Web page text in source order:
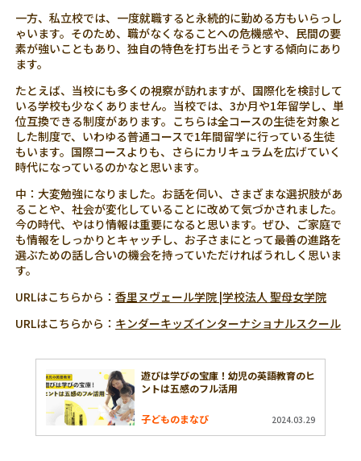
一方、私立校では、一度就職すると永続的に勤める方もいらっし
ゃいます。そのため、職がなくなることへの危機感や、民間の要
素が強いこともあり、独自の特色を打ち出そうとする傾向にあり
ます。
たとえば、当校にも多くの視察が訪れますが、国際化を検討して
いる学校も少なくありません。当校では、3か月や1年留学し、単
位互換できる制度があります。こちらは全コースの生徒を対象と
した制度で、いわゆる普通コースで1年間留学に行っている生徒
もいます。国際コースよりも、さらにカリキュラムを広げていく
時代になっているのかなと思います。
中：大変勉強になりました。お話を伺い、さまざまな選択肢があ
ることや、社会が変化していることに改めて気づかされました。
今の時代、やはり情報は重要になると思います。ぜひ、ご家庭で
も情報をしっかりとキャッチし、お子さまにとって最善の進路を
選ぶための話し合いの機会を持っていただければうれしく思いま
す。
URLはこちらから：香里ヌヴェール学院 |学校法人 聖母女学院
URLはこちらから： キンダーキッズインターナショナルスクール
遊びは学びの宝庫！幼児の英語教育のヒ
ントは五感のフル活用
子どものまなび 2024.03.29